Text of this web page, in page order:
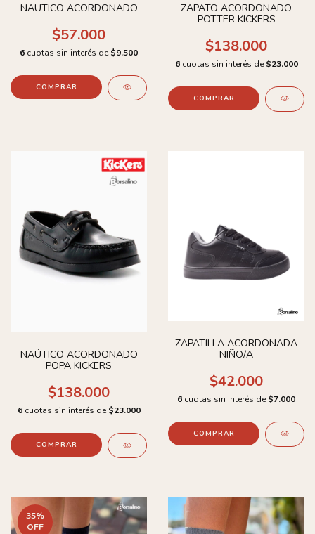
NAUTICO ACORDONADO
$57.000
6 cuotas sin interés de $9.500
COMPRAR
ZAPATO ACORDONADO
POTTER KICKERS
$138.000
6 cuotas sin interés de $23.000
COMPRAR
NAÚTICO ACORDONADO
POPA KICKERS
$138.000
6 cuotas sin interés de $23.000
COMPRAR
ZAPATILLA ACORDONADA
NIÑO/A
$42.000
6 cuotas sin interés de $7.000
COMPRAR
35%
OFF